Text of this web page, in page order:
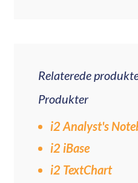
Relaterede
Produkter
i2 Analyst's
i2 iBase
i2 TextChart